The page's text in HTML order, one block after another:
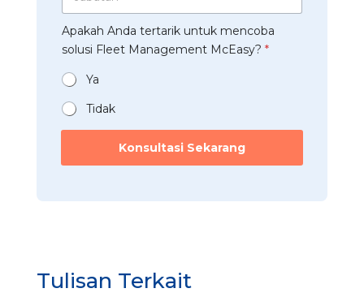
*
a
n
*
r
i
b
a
t
n
Apakah Anda tertarik untuk mencoba
solusi Fleet Management McEasy? *
Ya
Tidak
P
r
Konsultasi Sekarang
Tulisan Terkait